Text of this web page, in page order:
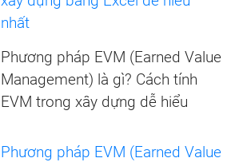
nhất
Phương pháp EVM (Earned Value
Management) là gì? Cách tính
EVM trong xây dựng dễ hiểu
Phương pháp EVM (Earned Value